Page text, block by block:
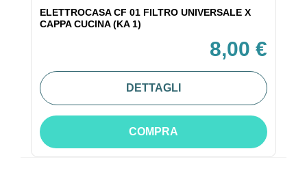
ELETTROCASA CF 01 FILTRO UNIVERSALE X
CAPPA CUCINA (KA 1)
8,00 €
DETTAGLI
COMPRA